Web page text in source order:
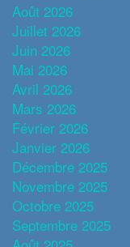
Août 2026
Juillet 2026
Juin 2026
Mai 2026
Avril 2026
Mars 2026
Février 2026
Janvier 2026
Décembre 2025
Novembre 2025
Octobre 2025
Septembre 2025